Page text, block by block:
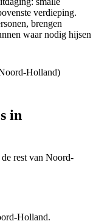
verdieping.
brengen
waar nodig hijsen
Holland)
in
de rest van Noord-
Holland.